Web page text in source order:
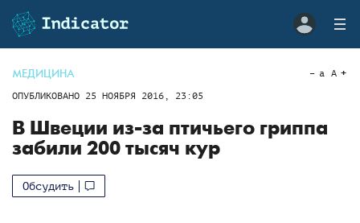
МЕДИЦИНА
ОПУБЛИКОВАНО 25 НОЯБРЯ 2016, 23:05
a A
В Швеции из-за птичьего гриппа
забили 200 тысяч кур
Обсудить